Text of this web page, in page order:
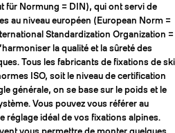
für Normung = DIN), qui ont servi de
au niveau européen (European Norm =
Standardization Organization =
la qualité et la sûreté des
Tous les fabricants de fixations de ski
ISO, soit le niveau de certification
générale, on se base sur le poids et le
Vous pouvez vous référer au
réglage idéal de vos fixations alpines.